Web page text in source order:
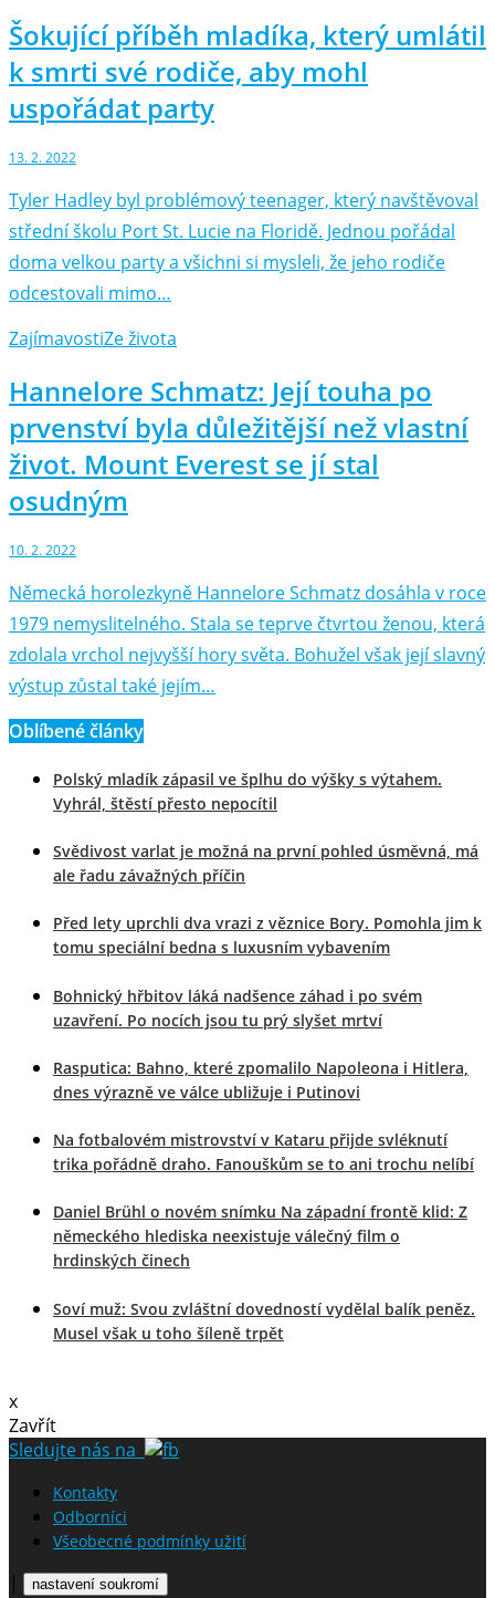
Šokující příběh mladíka, který umlátil
k smrti své rodiče, aby mohl
uspořádat party
13. 2. 2022
Tyler Hadley byl problémový teenager, který navštěvoval
střední školu Port St. Lucie na Floridě. Jednou pořádal
doma velkou party a všichni si mysleli, že jeho rodiče
odcestovali mimo…
ZajímavostiZe života
Hannelore Schmatz: Její touha po
prvenství byla důležitější než vlastní
život. Mount Everest se jí stal
osudným
10. 2. 2022
Německá horolezkyně Hannelore Schmatz dosáhla v roce
1979 nemyslitelného. Stala se teprve čtvrtou ženou, která
zdolala vrchol nejvyšší hory světa. Bohužel však její slavný
výstup zůstal také jejím…
Oblíbené články
Polský mladík zápasil ve šplhu do výšky s výtahem.
Vyhrál, štěstí přesto nepocítil
Svědivost varlat je možná na první pohled úsměvná, má
ale řadu závažných příčin
Před lety uprchli dva vrazi z věznice Bory. Pomohla jim k
tomu speciální bedna s luxusním vybavením
Bohnický hřbitov láká nadšence záhad i po svém
uzavření. Po nocích jsou tu prý slyšet mrtví
Rasputica: Bahno, které zpomalilo Napoleona i Hitlera,
dnes výrazně ve válce ubližuje i Putinovi
Na fotbalovém mistrovství v Kataru přijde svléknutí
trika pořádně draho. Fanouškům se to ani trochu nelíbí
Daniel Brühl o novém snímku Na západní frontě klid: Z
německého hlediska neexistuje válečný film o
hrdinských činech
Soví muž: Svou zvláštní dovedností vydělal balík peněz.
Musel však u toho šíleně trpět
x
Zavřít
Sledujte nás na
Kontakty
Odborníci
Všeobecné podmínky užití
| nastavení soukromí